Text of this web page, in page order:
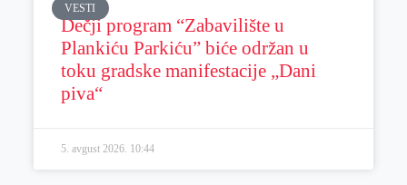
VESTI
Dečji program “Zabavilište u
Plankiću Parkiću” biće održan u
toku gradske manifestacije „Dani
piva“
5. avgust 2026. 10:44